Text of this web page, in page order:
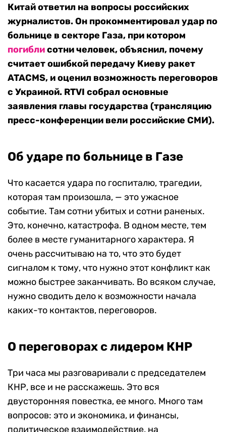
Китай ответил на вопросы российских
журналистов. Он прокомментировал удар по
больнице в секторе Газа, при котором
погиблисотни человек, объяснил, почему
считает ошибкой передачу Киеву ракет
ATACMS, и оценил возможность переговоров
с Украиной. RTVI собрал основные
заявления главы государства (трансляцию
пресс-конференции вели российские СМИ).
Об ударе по больнице в Газе
Что касается удара по госпиталю, трагедии,
которая там произошла, — это ужасное
событие. Там сотни убитых и сотни раненых.
Это, конечно, катастрофа. В одном месте, тем
более в месте гуманитарного характера. Я
очень рассчитываю на то, что это будет
сигналом к тому, что нужно этот конфликт как
можно быстрее заканчивать. Во всяком случае,
нужно сводить дело к возможности начала
каких-то контактов, переговоров.
О переговорах с лидером КНР
Три часа мы разговаривали с председателем
КНР, все и не расскажешь. Это вся
двусторонняя повестка, ее много. Много там
вопросов: это и экономика, и финансы,
политическое взаимодействие, на